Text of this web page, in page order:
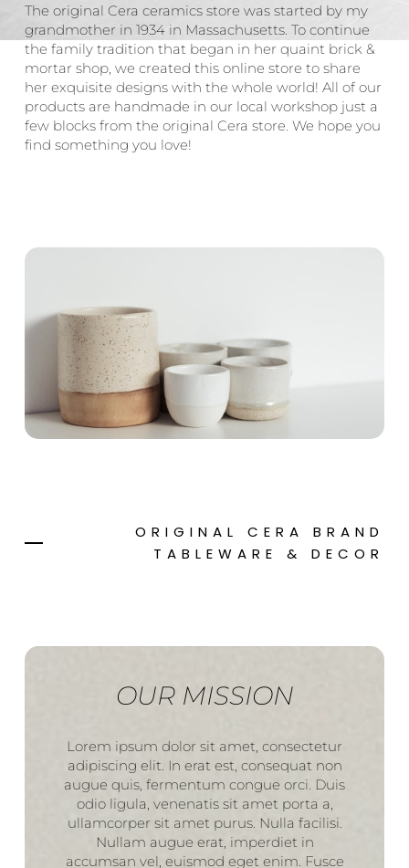
The original Cera ceramics store was started by my
grandmother in 1934 in Massachusetts. To continue
the family tradition that began in her quaint brick &
mortar shop, we created this online store to share
her exquisite designs with the whole world! All of our
products are handmade in our local workshop just a
few blocks from the original Cera store. We hope you
find something you love!
ORIGINAL CERA BRAND
TABLEWARE & DECOR
OUR MISSION
Lorem ipsum dolor sit amet, consectetur
adipiscing elit. In erat est, consequat non
augue quis, fermentum congue orci. Duis
odio ligula, venenatis sit amet porta a,
ullamcorper sit amet purus. Nulla facilisi.
Nullam augue erat, imperdiet in
accumsan vel, euismod eget enim. Fusce